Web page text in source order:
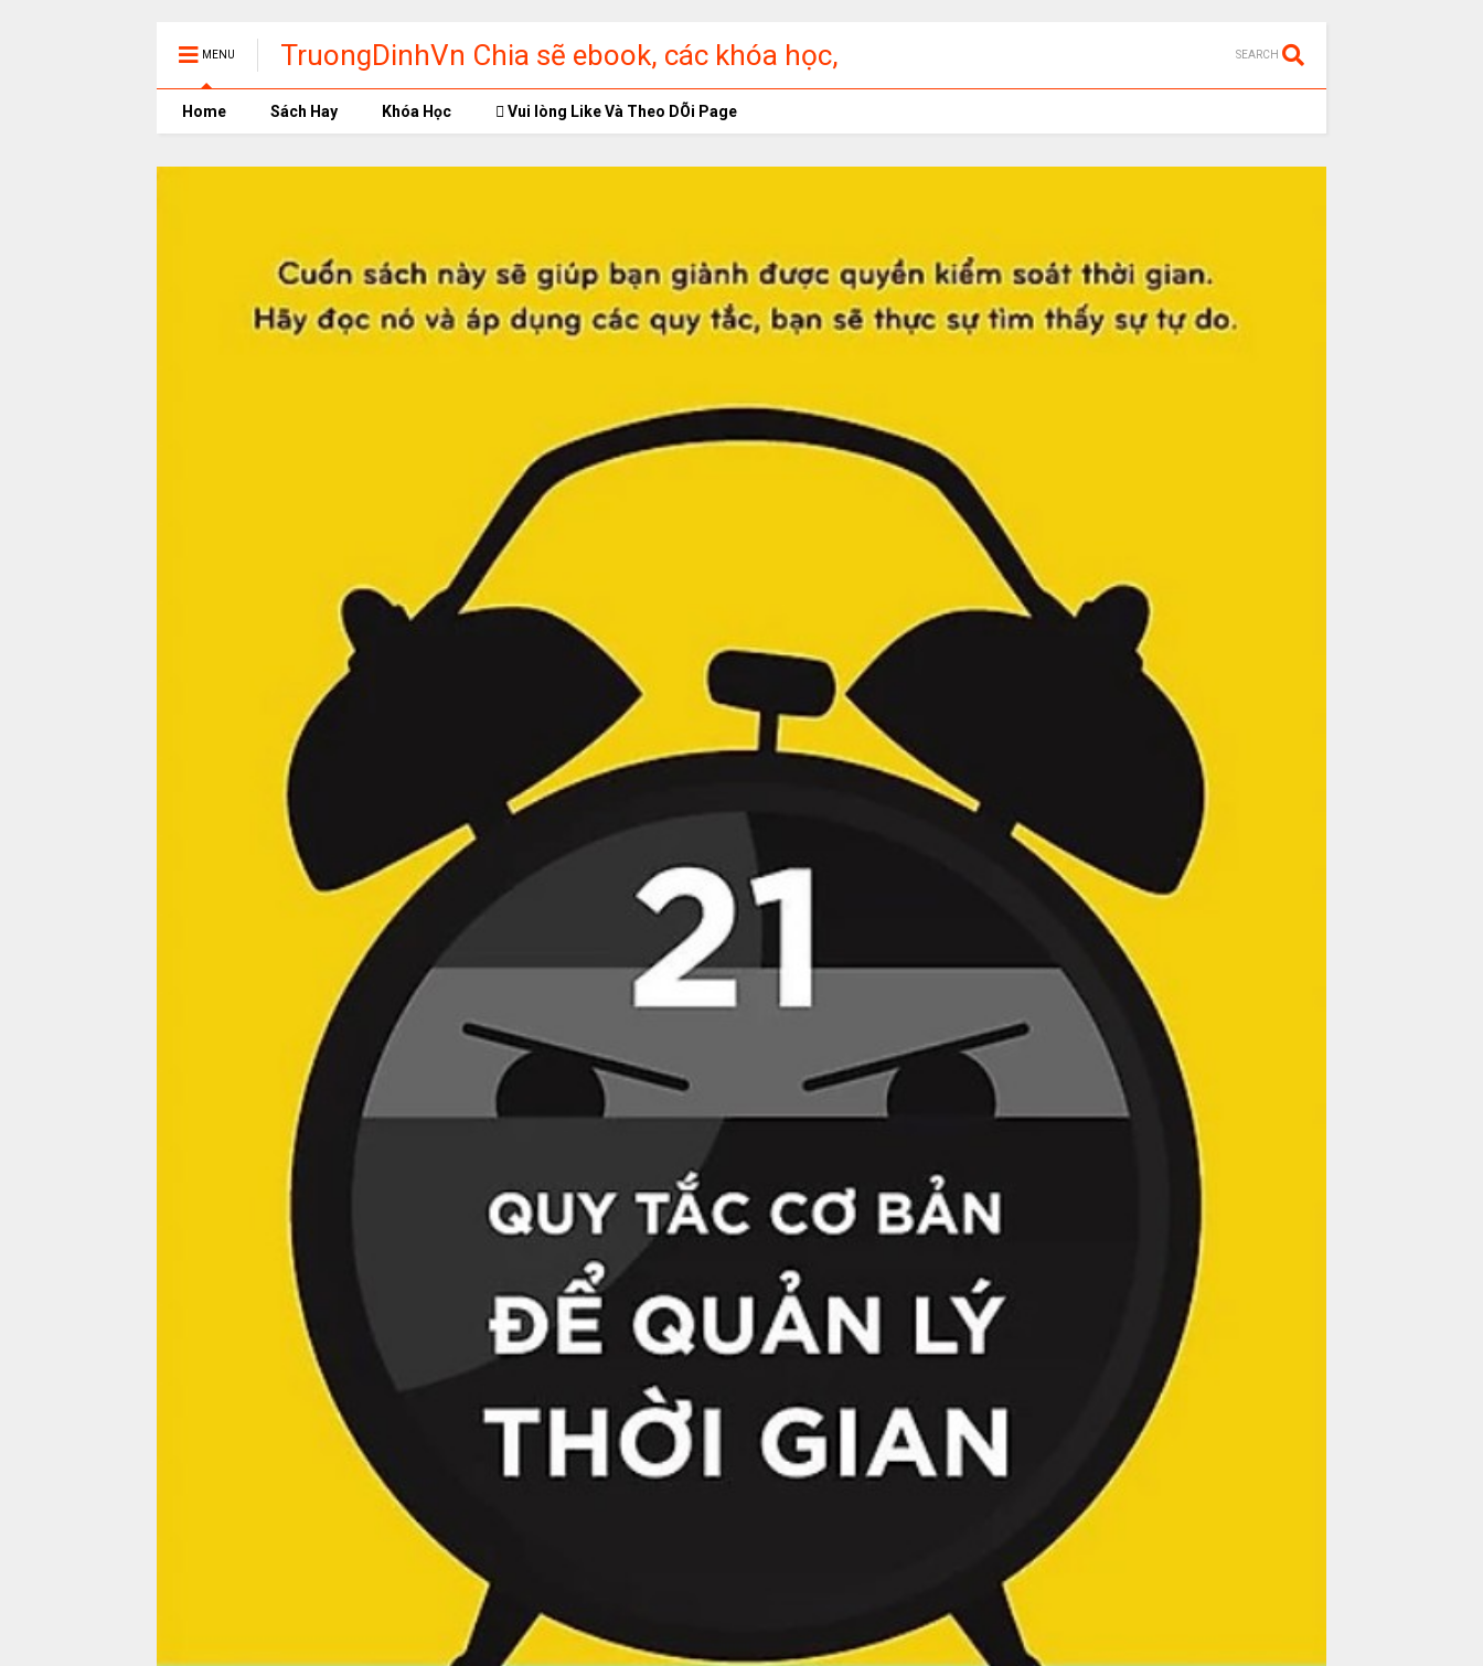
MENU
TruongDinhVn Chia sẽ ebook, các khóa học,
phần mềm học tập miễn phí
SEARCH
Home Sách Hay Khóa Học Vui lòng Like Và Theo DÕi Page